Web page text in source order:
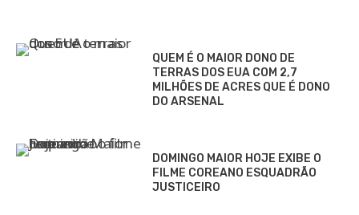
QUEM É O MAIOR DONO DE
TERRAS DOS EUA COM 2,7
MILHÕES DE ACRES QUE É DONO
DO ARSENAL
DOMINGO MAIOR HOJE EXIBE O
FILME COREANO ESQUADRÃO
JUSTICEIRO